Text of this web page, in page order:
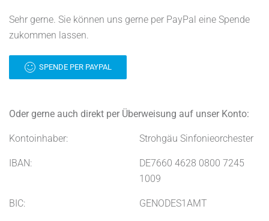
Sehr gerne. Sie können uns gerne per PayPal eine Spende
zukommen lassen.
SPENDE PER PAYPAL
Oder gerne auch direkt per Überweisung auf unser Konto:
Kontoinhaber: Strohgäu Sinfonieorchester
IBAN:
DE7660 4628 0800 7245
1009
BIC: GENODES1AMT